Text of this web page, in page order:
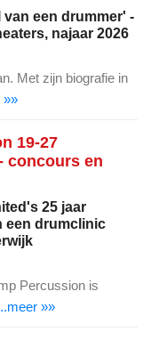
een drummer' -
najaar 2026
Met zijn biografie in
»»
19-27
concours en
25 jaar
een drumclinic
Percussion is
»»